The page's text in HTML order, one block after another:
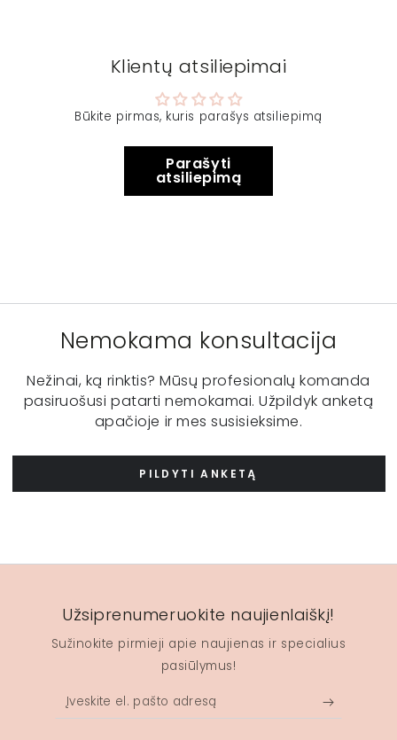
Klientų atsiliepimai
Būkite pirmas, kuris parašys atsiliepimą
Parašyti
atsiliepimą
Nemokama konsultacija
Nežinai, ką rinktis? Mūsų profesionalų komanda
pasiruošusi patarti nemokamai. Užpildyk anketą
apačioje ir mes susisieksime.
PILDYTI ANKETĄ
Užsiprenumeruokite naujienlaiškį!
Sužinokite pirmieji apie naujienas ir specialius
pasiūlymus!
Įveskite
el.